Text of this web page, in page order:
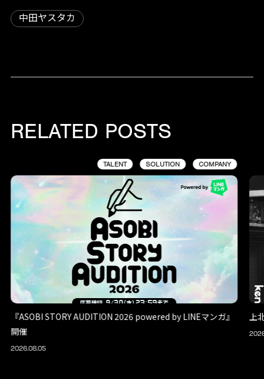
中田ヤスタカ
RELATED POSTS
TALENT SOLUTION COMPANY
『ASOBI STORY AUDITION 2026 powered by LINEマンガ』
開催
2026.08.05
上